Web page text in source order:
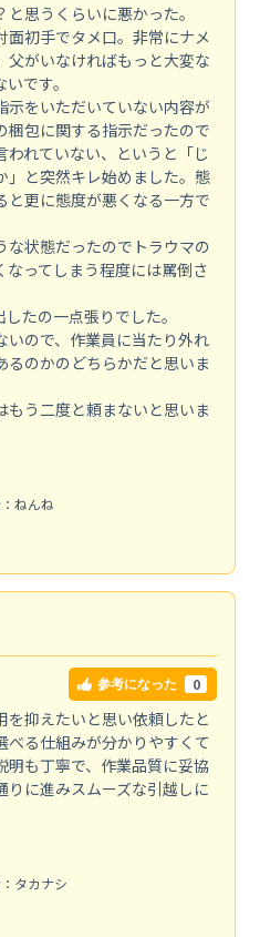
思うくらいに悪かった。
面初手でタメ口。非常にナメ
父がいなければもっと大変な
です。
示をいただいていない内容が
梱包に関する指示だったので
れていない、というと「じ
」と突然キレ始めました。態
と更に態度が悪くなる一方で
状態だったのでトラウマの
ってしまう程度には罵倒さ
たの一点張りでした。
いので、作業員に当たり外れ
のかのどちらかだと思いま
もう二度と頼まないと思いま
ねんね
参考になった 0
抑えたいと思い依頼したと
べる仕組みが分かりやすくて
も丁寧で、作業品質に妥協
に進みスムーズな引越しに
タカナシ